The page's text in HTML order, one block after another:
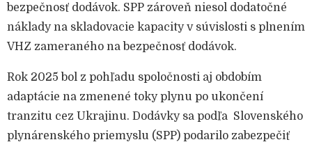
bezpečnosť dodávok. SPP zároveň niesol dodatočné
náklady na skladovacie kapacity v súvislosti s plnením
VHZ zameraného na bezpečnosť dodávok.
Rok 2025 bol z pohľadu spoločnosti aj obdobím
adaptácie na zmenené toky plynu po ukončení
tranzitu cez Ukrajinu. Dodávky sa podľa Slovenského
plynárenského priemyslu (SPP) podarilo zabezpečiť